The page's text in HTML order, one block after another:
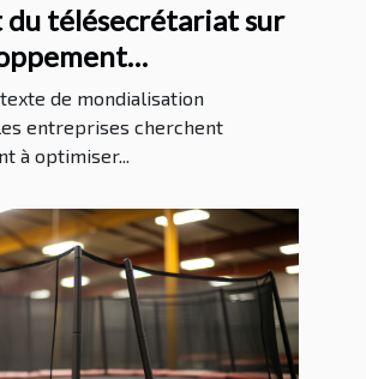
du télésecrétariat sur
des entreprises
de mondialisation
entreprises cherchent
à optimiser...